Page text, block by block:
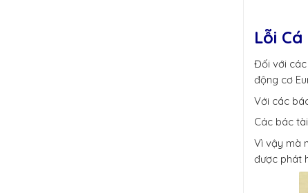
Lỗi
Đối với các
động cơ
Với các
Các bác
Vì vậy mà
được phát